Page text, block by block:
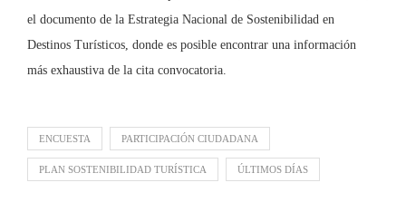
el documento de la Estrategia Nacional de Sostenibilidad en
Destinos Turísticos, donde es posible encontrar una información
más exhaustiva de la cita convocatoria.
ENCUESTA PARTICIPACIÓN CIUDADANA
PLAN SOSTENIBILIDAD TURÍSTICA ÚLTIMOS DÍAS